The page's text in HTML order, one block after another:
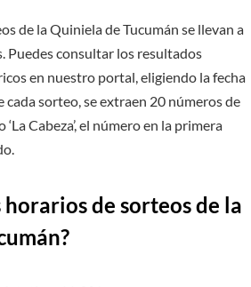
de la Quiniela de Tucumán se llevan a
Puedes consultar los resultados
en nuestro portal, eligiendo la fecha
sorteo, se extraen 20 números de
Cabeza’, el número en la primera
horarios de sorteos de la